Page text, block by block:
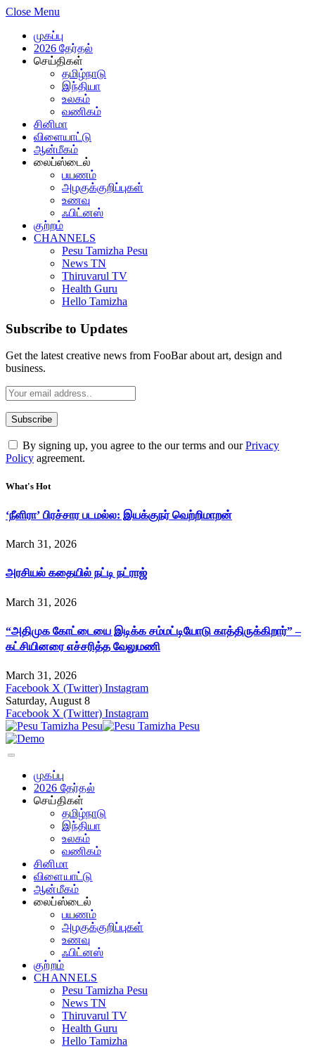
Close Menu
முகப்பு
2026 தேர்தல்
செய்திகள்
தமிழ்நாடு
இந்தியா
உலகம்
வணிகம்
சினிமா
விளையாட்டு
ஆன்மீகம்
லைப்ஸ்டைல்
பயணம்
அழகுக்குறிப்புகள்
உணவு
ஃபிட்னஸ்
குற்றம்
CHANNELS
Pesu Tamizha Pesu
News TN
Thiruvarul TV
Health Guru
Hello Tamizha
Subscribe to Updates
Get the latest creative news from FooBar about art, design and
business.
By signing up, you agree to the our terms and ourPrivacy
Policy agreement.
What's Hot
‘நீளிரா’ பிரச்சார படமல்ல: இயக்குநர் வெற்றிமாறன்
March 31, 2026
அரசியல் கதையில் நட்டி நட்ராஜ்
March 31, 2026
“அதிமுக கோட்டையை இடிக்க சம்மட்டியோடு காத்திருக்கிறார்” –
கட்சியினரை எச்சரித்த வேலுமணி
March 31, 2026
Facebook X (Twitter) Instagram
Saturday, August 8
Facebook X (Twitter) Instagram
முகப்பு
2026 தேர்தல்
செய்திகள்
தமிழ்நாடு
இந்தியா
உலகம்
வணிகம்
சினிமா
விளையாட்டு
ஆன்மீகம்
லைப்ஸ்டைல்
பயணம்
அழகுக்குறிப்புகள்
உணவு
ஃபிட்னஸ்
குற்றம்
CHANNELS
Pesu Tamizha Pesu
News TN
Thiruvarul TV
Health Guru
Hello Tamizha